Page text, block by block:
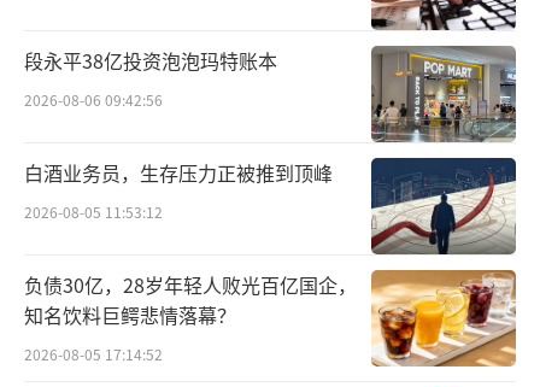
2020年一季度，金汇荣盛继续增持，随着
股价的上涨，金汇荣盛的持仓市值保持在百亿
以上。2021年，茅台股价最高达2628元/股，
不过，由于重仓押注贵州茅台，两只产品
的弊端也暴露无遗。从2021年上半年起贵州茅
台股价一路下跌，8月份一度触及年度低点1525
元，导致两只产品出现显著回撤，尤其是金汇
荣盛三号，在当年8月回撤率一度高达51%。
段永平38亿投资泡泡玛特账本
2026-08-06 09:42:56
白酒业务员，生存压力正被推到顶峰
2026-08-05 11:53:12
负债30亿，28岁年轻人败光百亿国企，
知名饮料巨鳄悲情落幕？
2026-08-05 17:14:52